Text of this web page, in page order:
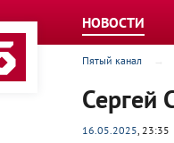
НОВОСТИ
Пятый канал
Сергей
16.05.2025, 23:35